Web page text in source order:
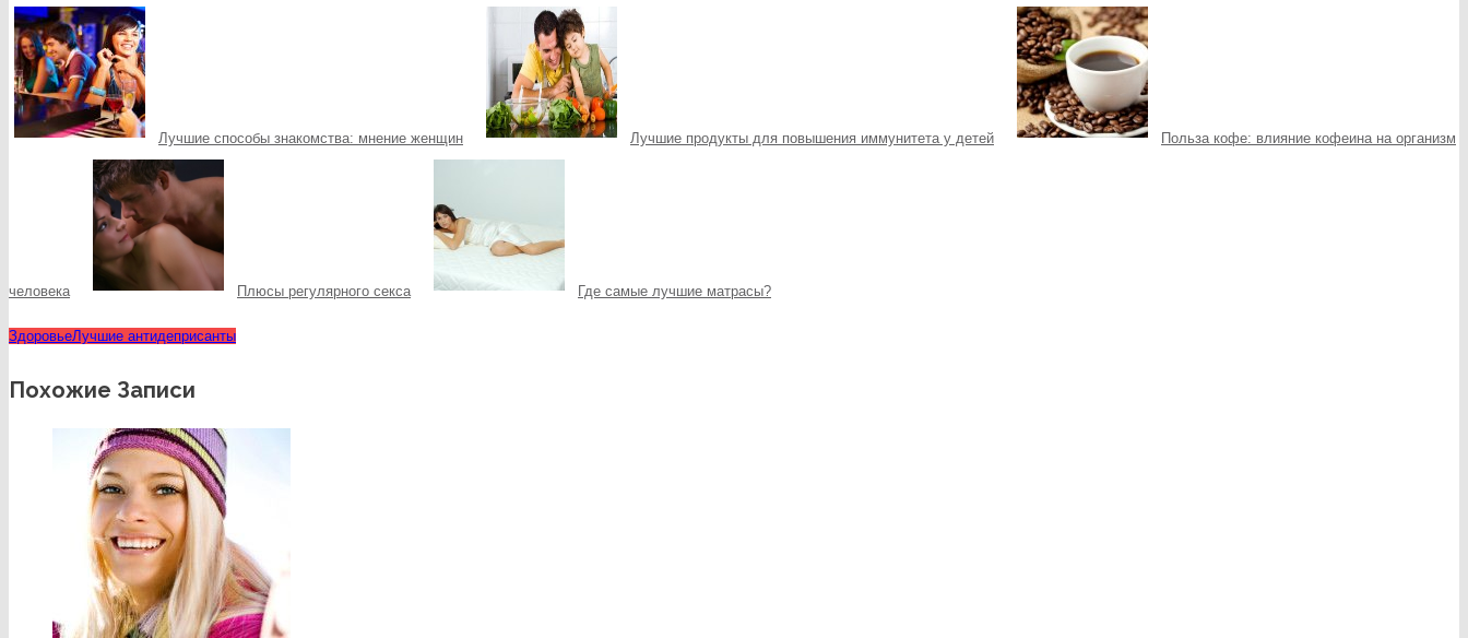
Лучшие способы знакомства: мнение женщин Лучшие продукты для повышения иммунитета у детей Польза кофе: влияние кофеина на организм
человека Плюсы регулярного секса Где самые лучшие матрасы?
ЗдоровьеЛучшие антидеприсанты
Похожие Записи